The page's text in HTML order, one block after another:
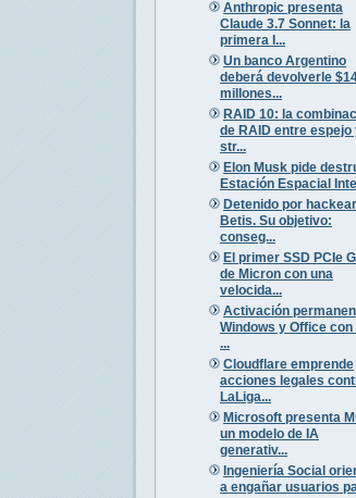
Anthropic presenta
Claude 3.7 Sonnet: la
primera I...
Un banco Argentino
deberá devolverle
millones...
RAID 10: la
de RAID entre espejo
str...
Elon Musk pide
Estación Espacial
Detenido por
Betis. Su objetivo:
conseg...
El primer SSD PCIe
de Micron con una
velocida...
Activación
Windows y Office con
...
Cloudflare emprende
acciones legales
LaLiga...
Microsoft presenta
un modelo de IA
generativ...
Ingeniería Social
a engañar usuarios